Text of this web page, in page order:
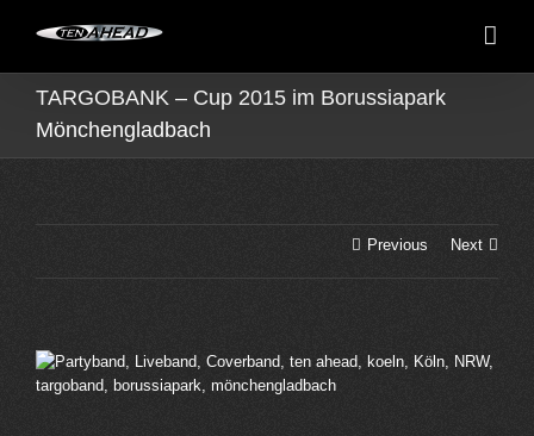
TARGOBANK – Cup 2015 im Borussiapark
Mönchengladbach
Previous Next
View
Larger